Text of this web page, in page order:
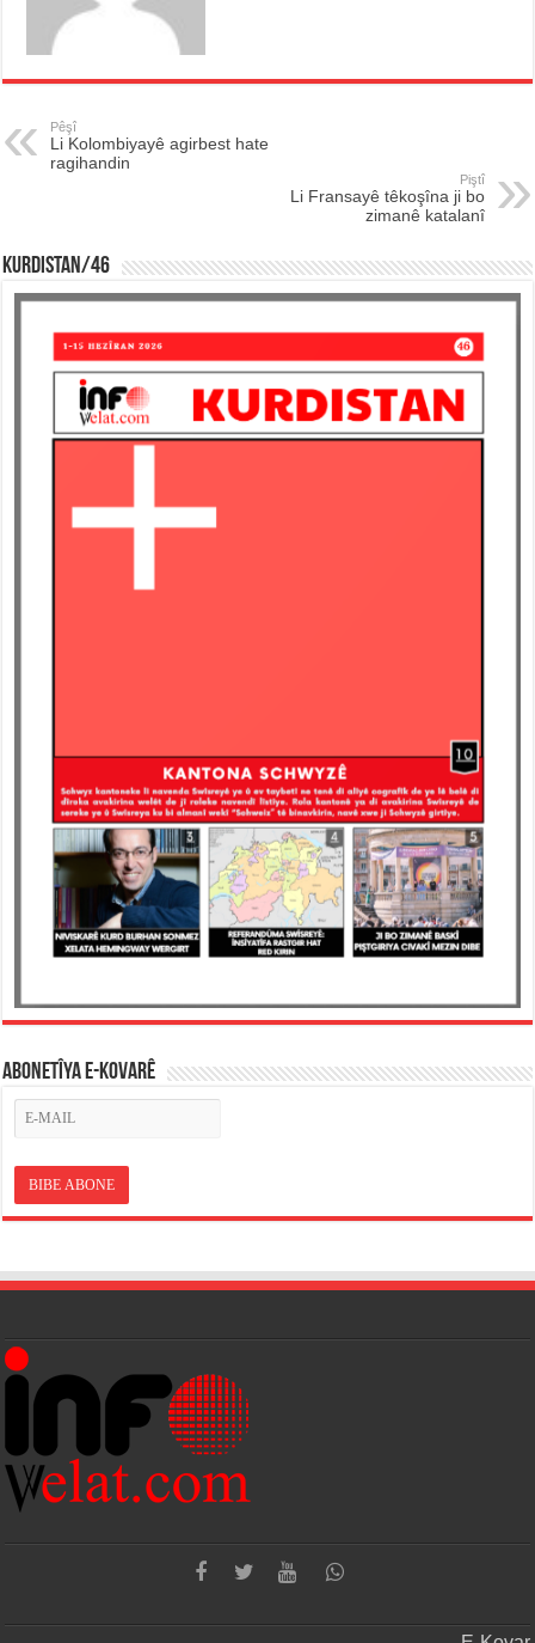
Pêşî
Li Kolombiyayê agirbest hate
ragihandin
Piştî
Li Fransayê têkoşîna ji bo
zimanê katalanî
KURDISTAN/46
ABONETÎYA E-KOVARÊ